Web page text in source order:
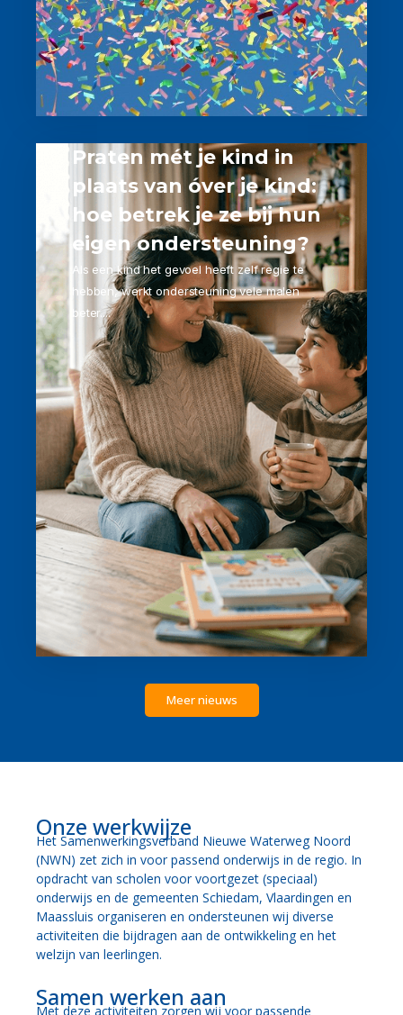
Praten mét je kind in
plaats van óver je kind:
hoe betrek je ze bij hun
eigen ondersteuning?
Als een kind het gevoel heeft zelf regie te
hebben, werkt ondersteuning vele malen
beter....
Meer nieuws
Onze werkwijze
Het Samenwerkingsverband Nieuwe Waterweg Noord
(NWN) zet zich in voor passend onderwijs in de regio. In
opdracht van scholen voor voortgezet (speciaal)
onderwijs en de gemeenten Schiedam, Vlaardingen en
Maassluis organiseren en ondersteunen wij diverse
activiteiten die bijdragen aan de ontwikkeling en het
welzijn van leerlingen.
Samen werken aan
Met deze activiteiten zorgen wij voor passende